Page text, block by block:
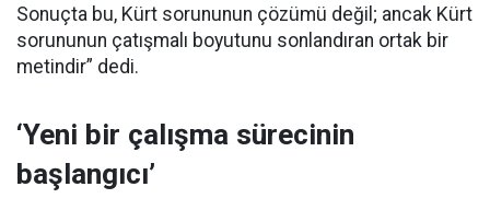
Sonuçta bu, Kürt sorununun çözümü değil; ancak Kürt
sorununun çatışmalı boyutunu sonlandıran ortak bir
metindir” dedi.
‘Yeni bir çalışma sürecinin
başlangıcı’